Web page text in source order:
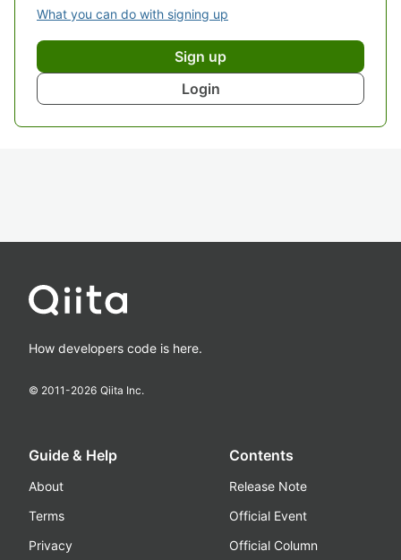
What you can do with signing up
Sign up
Login
How developers code is here.
© 2011-2026 Qiita Inc.
Guide & Help
About
Terms
Privacy
Contents
Release Note
Official Event
Official Column